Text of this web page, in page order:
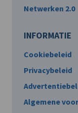
Netwerken 2.0
INFORMATIE
Cookiebeleid
Privacybeleid
Algemene